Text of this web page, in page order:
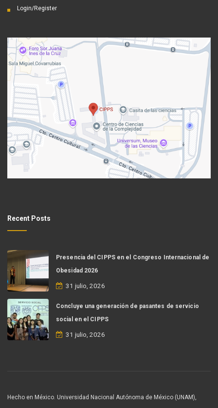
Login/Register
Recent Posts
Presencia del CIPPS en el Congreso Internacional de
Obesidad 2026
31 julio, 2026
Concluye una generación de pasantes de servicio
social en el CIPPS
31 julio, 2026
Hecho en México. Universidad Nacional Autónoma de México (UNAM),